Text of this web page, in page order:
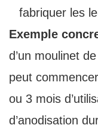
fabriquer les
Exemple
d’un moulinet
peut
ou 3 mois
d’anodisation